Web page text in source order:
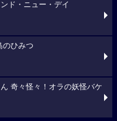
ド・ニュー・デイ
ひみつ
奇々怪々！オラの妖怪バケ